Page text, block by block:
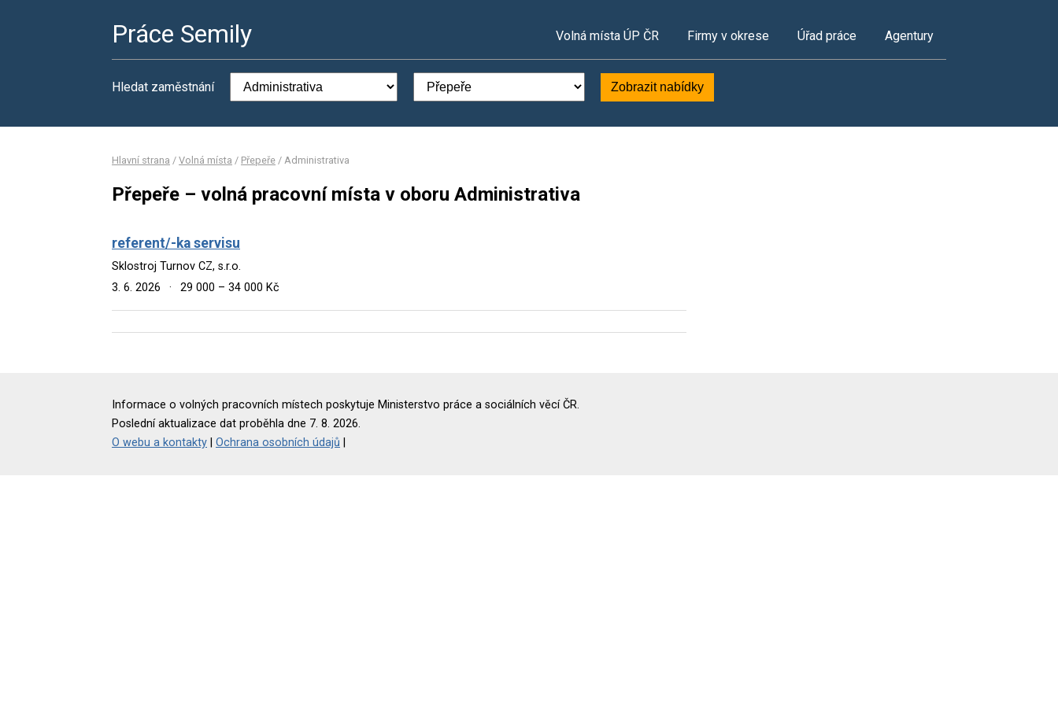
Práce Semily Volná místa ÚP ČR Firmy v okrese Úřad práce Agentury
Hledat zaměstnání Zobrazit nabídky
Hlavní strana / Volná místa / Přepeře / Administrativa
Přepeře – volná pracovní místa v oboru Administrativa
referent/-ka servisu
Sklostroj Turnov CZ, s.r.o.
3. 6. 2026
· 29 000 – 34 000 Kč
Informace o volných pracovních místech poskytuje Ministerstvo práce a sociálních věcí ČR.
Poslední aktualizace dat proběhla dne 7. 8. 2026.
O webu a kontakty
Ochrana osobních údajů